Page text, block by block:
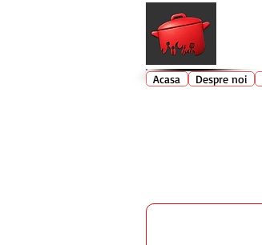
Acasa Despre noi